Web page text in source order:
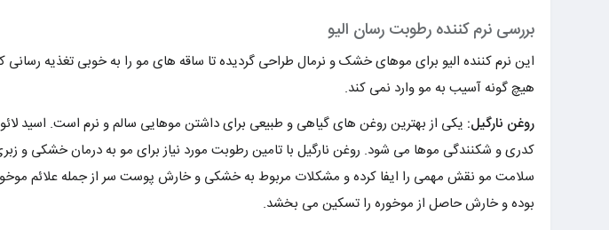
بررسی نرم کننده رطوبت رسان الیو
این نرم کننده الیو برای موهای خشک و نرمال طراحی گردیده تا ساقه های مو را به خوبی تغذیه
هیچ گونه آسیب به مو وارد نمی کند.
روغن نارگیل: یکی از بهترین روغن های گیاهی و طبیعی برای داشتن موهایی سالم و نرم است. اسید
کدری و شکنندگی موها می شود. روغن نارگیل با تامین رطوبت مورد نیاز برای مو به درمان خشکی و
سلامت مو نقش مهمی را ایفا کرده و مشکلات مربوط به خشکی و خارش پوست سر از جمله علائم
بوده و خارش حاصل از موخوره را تسکین می بخشد.